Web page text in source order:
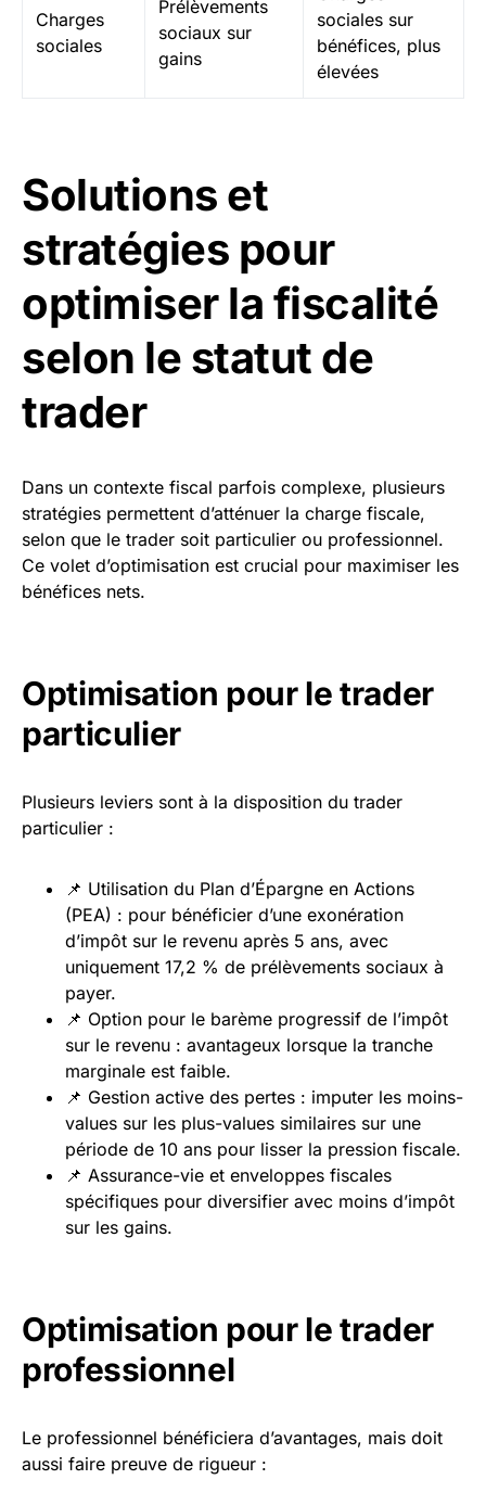
Charges
sociales
Prélèvements
sociaux sur
gains
sociales sur
bénéfices, plus
élevées
Solutions et
stratégies pour
optimiser la fiscalité
selon le statut de
trader
Dans un contexte fiscal parfois complexe, plusieurs
stratégies permettent d’atténuer la charge fiscale,
selon que le trader soit particulier ou professionnel.
Ce volet d’optimisation est crucial pour maximiser les
bénéfices nets.
Optimisation pour le trader
particulier
Plusieurs leviers sont à la disposition du trader
particulier :
📌 Utilisation du Plan d’Épargne en Actions
(PEA) : pour bénéficier d’une exonération
d’impôt sur le revenu après 5 ans, avec
uniquement 17,2 % de prélèvements sociaux à
payer.
📌 Option pour le barème progressif de l’impôt
sur le revenu : avantageux lorsque la tranche
marginale est faible.
📌 Gestion active des pertes : imputer les moins-
values sur les plus-values similaires sur une
période de 10 ans pour lisser la pression fiscale.
📌 Assurance-vie et enveloppes fiscales
spécifiques pour diversifier avec moins d’impôt
sur les gains.
Optimisation pour le trader
professionnel
Le professionnel bénéficiera d’avantages, mais doit
aussi faire preuve de rigueur :